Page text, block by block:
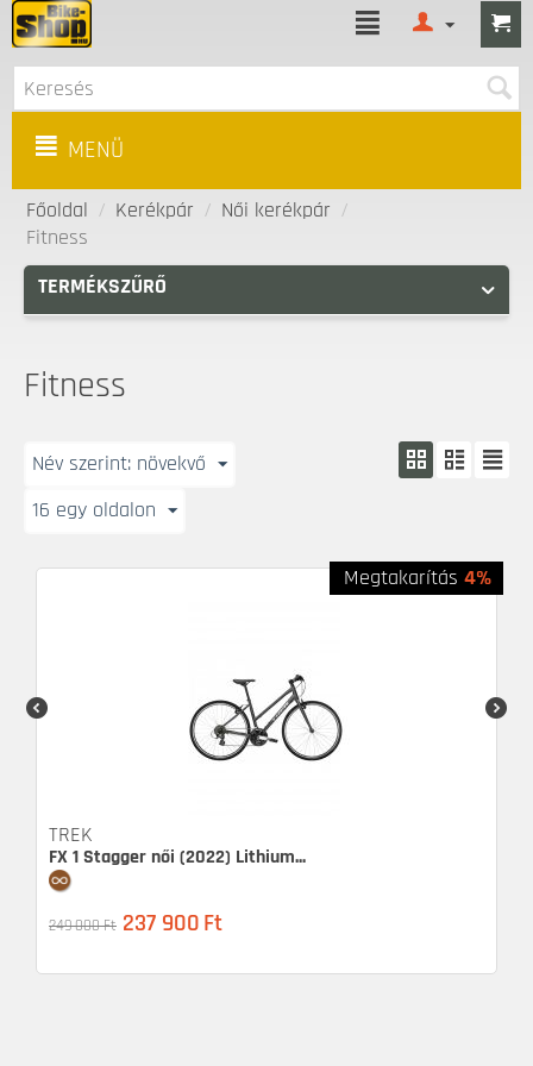
MENÜ
Főoldal / Kerékpár / Női kerékpár /
Fitness
TERMÉKSZŰRŐ
Fitness
Név szerint: növekvő
16 egy oldalon
Megtakarítás 4%
TREK
FX 1 Stagger női (2022) Lithium...
249 000Ft 237 900 Ft